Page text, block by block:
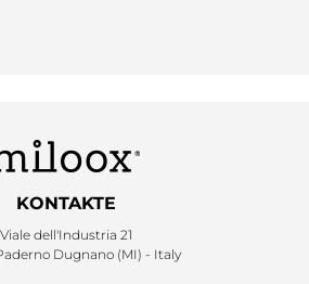
KONTAKTE
Viale dell'Industria 21
Dugnano (MI) - Italy